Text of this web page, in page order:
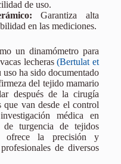
de uso.
Garantiza alta
en las mediciones.
un dinamómetro para
lecheras(Bertulat et
uso ha sido documentado
del tejido mamario
después de la cirugía
que van desde el control
médica en
turgencia de tejidos
la precisión y
de diversos